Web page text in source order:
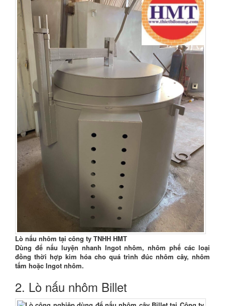
Lò nấu nhôm tại công ty TNHH HMT
Dùng để nấu luyện nhanh Ingot nhôm, nhôm phế các loại
đồng thời hợp kim hóa cho quá trình đúc nhôm cây, nhôm
tấm hoặc Ingot nhôm.
2. Lò nấu nhôm Billet